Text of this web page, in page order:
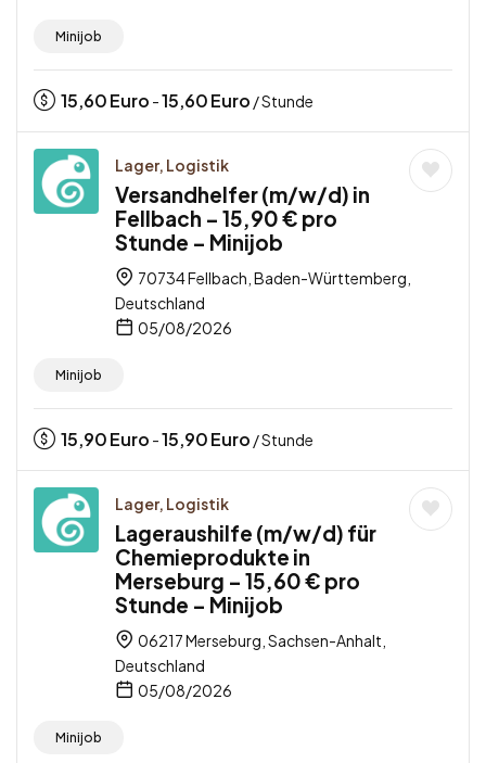
Minijob
15,60Euro -15,60Euro / Stunde
Lager, Logistik
Versandhelfer (m/w/d) in
Fellbach – 15,90 € pro
Stunde – Minijob
70734 Fellbach, Baden-Württemberg,
Deutschland
05/08/2026
Minijob
15,90Euro -15,90Euro / Stunde
Lager, Logistik
Lageraushilfe (m/w/d) für
Chemieprodukte in
Merseburg – 15,60 € pro
Stunde – Minijob
06217 Merseburg, Sachsen-Anhalt,
Deutschland
05/08/2026
Minijob